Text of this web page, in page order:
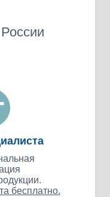
бесплатно.